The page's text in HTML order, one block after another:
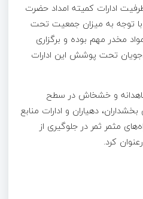
ظرفیت ادارات کمیته امداد حضرت
توجه به میزان جمعیت تحت
مخدر مهم بوده و برگزاری
تحت پوشش این ادارات
و خشخاش در سطح
دهیاران و ادارات منابع
مثمر ثمر در جلوگیری از
کرد.